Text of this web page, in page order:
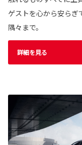
ゲストを心から安らぎ
隅々まで。
詳細を見る